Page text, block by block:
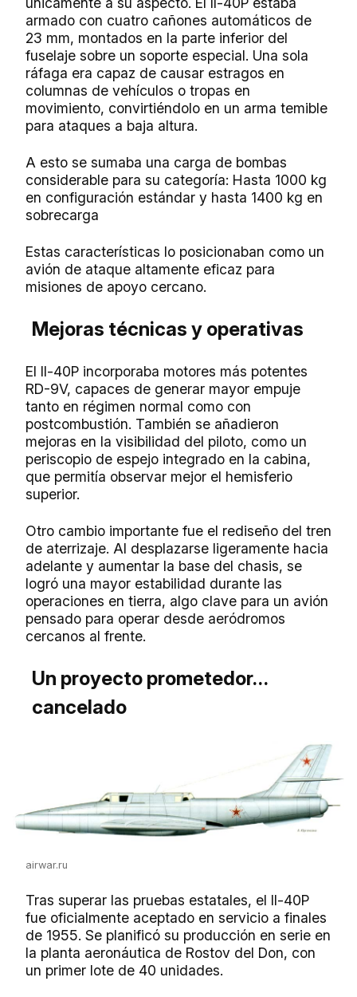
armado con cuatro cañones automáticos de
23 mm, montados en la parte inferior del
fuselaje sobre un soporte especial. Una sola
ráfaga era capaz de causar estragos en
columnas de vehículos o tropas en
movimiento, convirtiéndolo en un arma temible
para ataques a baja altura.
A esto se sumaba una carga de bombas
considerable para su categoría: Hasta 1000 kg
en configuración estándar y hasta 1400 kg en
sobrecarga
Estas características lo posicionaban como un
avión de ataque altamente eficaz para
misiones de apoyo cercano.
Mejoras técnicas y operativas
El Il-40P incorporaba motores más potentes
RD-9V, capaces de generar mayor empuje
tanto en régimen normal como con
postcombustión. También se añadieron
mejoras en la visibilidad del piloto, como un
periscopio de espejo integrado en la cabina,
que permitía observar mejor el hemisferio
superior.
Otro cambio importante fue el rediseño del tren
de aterrizaje. Al desplazarse ligeramente hacia
adelante y aumentar la base del chasis, se
logró una mayor estabilidad durante las
operaciones en tierra, algo clave para un avión
pensado para operar desde aeródromos
cercanos al frente.
Un proyecto prometedor…
cancelado
airwar.ru
Tras superar las pruebas estatales, el Il-40P
fue oficialmente aceptado en servicio a finales
de 1955. Se planificó su producción en serie en
la planta aeronáutica de Rostov del Don, con
un primer lote de 40 unidades.